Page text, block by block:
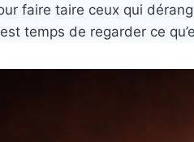
faire taire ceux qui
temps de regarder ce